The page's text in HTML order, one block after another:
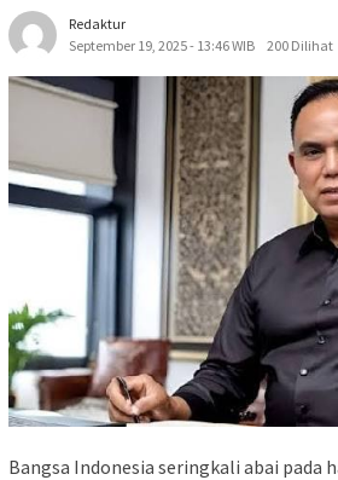
Redaktur
September 19, 2025 - 13:46 WIB
200 Dilihat
Bangsa Indonesia seringkali abai pada